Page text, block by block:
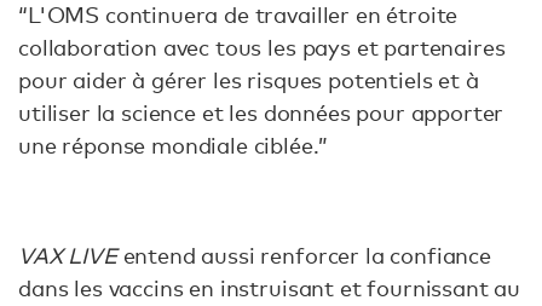
“L'OMS continuera de travailler en étroite
collaboration avec tous les pays et partenaires
pour aider à gérer les risques potentiels et à
utiliser la science et les données pour apporter
une réponse mondiale ciblée.”
VAX LIVEentend aussi renforcer la confiance
dans les vaccins en instruisant et fournissant au